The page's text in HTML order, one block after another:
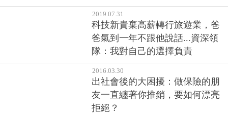
2019.07.31
科技新貴棄高薪轉行旅遊業，爸
爸氣到一年不跟他說話...資深領
隊：我對自己的選擇負責
2016.03.30
出社會後的大困擾：做保險的朋
友一直纏著你推銷，要如何漂亮
拒絕？